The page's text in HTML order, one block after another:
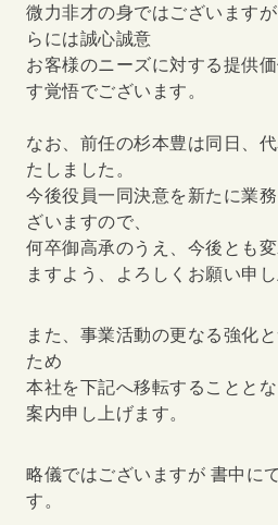
微力非才の身ではございます
らには誠心誠意
お客様のニーズに対する提供
す覚悟でございます。
なお、前任の杉本豊は同日、
たしました。
今後役員一同決意を新たに業
ざいますので、
何卒御高承のうえ、今後とも
ますよう、よろしくお願い申し
また、事業活動の更なる強化
ため
本社を下記へ移転することと
案内申し上げます。
略儀ではございますが 書中に
す。